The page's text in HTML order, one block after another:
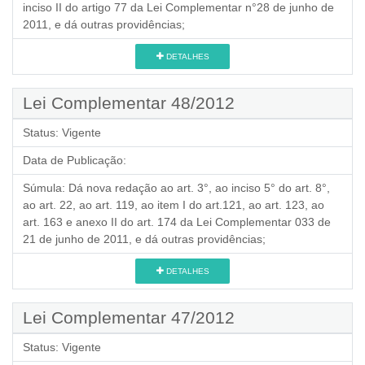
inciso II do artigo 77 da Lei Complementar n°28 de junho de
2011, e dá outras providências;
DETALHES
Lei Complementar 48/2012
Status: Vigente
Data de Publicação:
Súmula: Dá nova redação ao art. 3°, ao inciso 5° do art. 8°,
ao art. 22, ao art. 119, ao item I do art.121, ao art. 123, ao
art. 163 e anexo II do art. 174 da Lei Complementar 033 de
21 de junho de 2011, e dá outras providências;
DETALHES
Lei Complementar 47/2012
Status: Vigente